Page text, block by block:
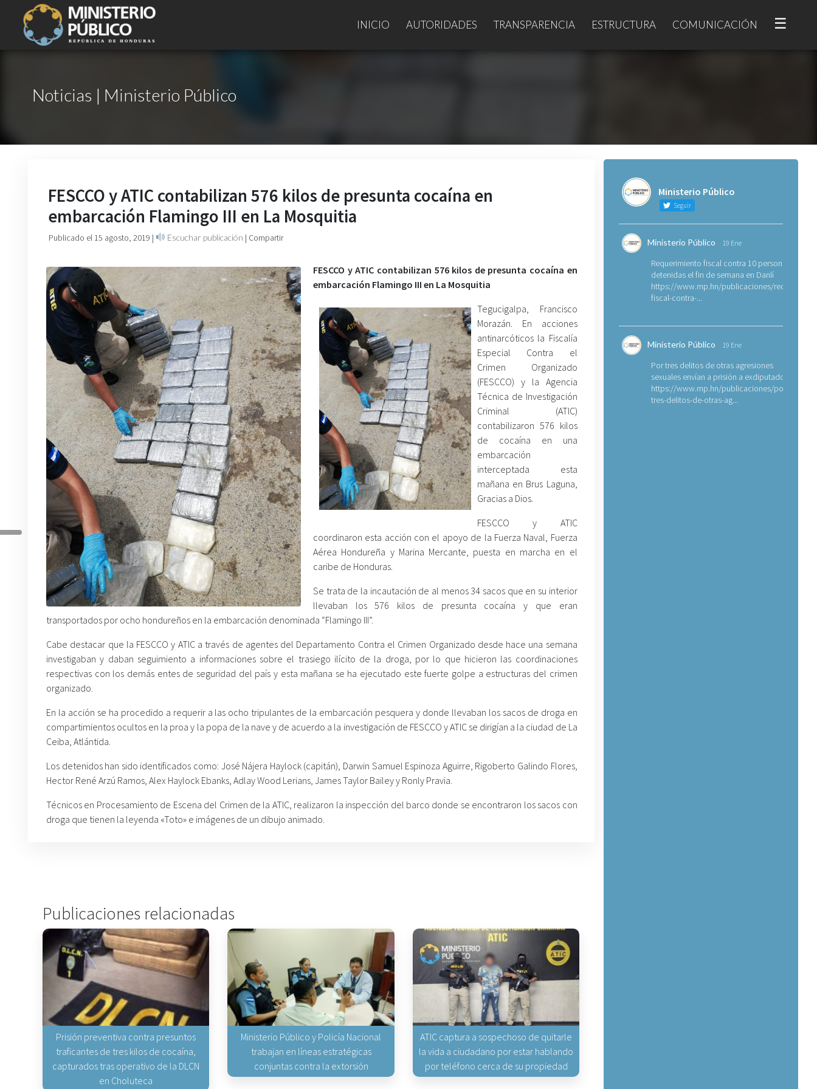
INICIO AUTORIDADES TRANSPARENCIA ESTRUCTURA COMUNICACIÓN ☰
Noticias | Ministerio Público
FESCCO y ATIC contabilizan 576 kilos de presunta cocaína en
embarcación Flamingo III en La Mosquitia
Publicado el 15 agosto, 2019 | Escuchar publicación | Compartir
FESCCO y ATIC contabilizan 576 kilos de presunta cocaína en
embarcación Flamingo III en La Mosquitia
Tegucigalpa, Francisco
Morazán. En acciones
antinarcóticos la Fiscalía
Especial Contra el
Crimen Organizado
(FESCCO) y la Agencia
Técnica de Investigación
Criminal (ATIC)
contabilizaron 576 kilos
de cocaína en una
embarcación
interceptada esta
mañana en Brus Laguna,
Gracias a Dios.
FESCCO y ATIC
coordinaron esta acción con el apoyo de la Fuerza Naval, Fuerza
Aérea Hondureña y Marina Mercante, puesta en marcha en el
caribe de Honduras.
Se trata de la incautación de al menos 34 sacos que en su interior
llevaban los 576 kilos de presunta cocaína y que eran
transportados por ocho hondureños en la embarcación denominada “Flamingo III”.
Cabe destacar que la FESCCO y ATIC a través de agentes del Departamento Contra el Crimen Organizado desde hace una semana
investigaban y daban seguimiento a informaciones sobre el trasiego ilícito de la droga, por lo que hicieron las coordinaciones
respectivas con los demás entes de seguridad del país y esta mañana se ha ejecutado este fuerte golpe a estructuras del crimen
organizado.
En la acción se ha procedido a requerir a las ocho tripulantes de la embarcación pesquera y donde llevaban los sacos de droga en
compartimientos ocultos en la proa y la popa de la nave y de acuerdo a la investigación de FESCCO y ATIC se dirigían a la ciudad de La
Ceiba, Atlántida.
Los detenidos han sido identificados como: José Nájera Haylock (capitán), Darwin Samuel Espinoza Aguirre, Rigoberto Galindo Flores,
Hector René Arzú Ramos, Alex Haylock Ebanks, Adlay Wood Lerians, James Taylor Bailey y Ronly Pravia.
Técnicos en Procesamiento de Escena del Crimen de la ATIC, realizaron la inspección del barco donde se encontraron los sacos con
droga que tienen la leyenda «Toto» e imágenes de un dibujo animado.
Publicaciones relacionadas
Prisión preventiva contra presuntos
traficantes de tres kilos de cocaína,
capturados tras operativo de la DLCN
en Choluteca
Ministerio Público y Policía Nacional
trabajan en líneas estratégicas
conjuntas contra la extorsión
ATIC captura a sospechoso de quitarle
la vida a ciudadano por estar hablando
por teléfono cerca de su propiedad
Ministerio Público
Seguir
Ministerio Público 19 Ene
Requerimiento fiscal contra 10 personas
detenidas el fin de semana en Danlí
https://www.mp.hn/publicaciones/
fiscal-contra-...
Ministerio Público 19 Ene
Por tres delitos de otras agresiones
sexuales envían a prisión a exdiputado
https://www.mp.hn/publicaciones/por-
tres-delitos-de-otras-ag...